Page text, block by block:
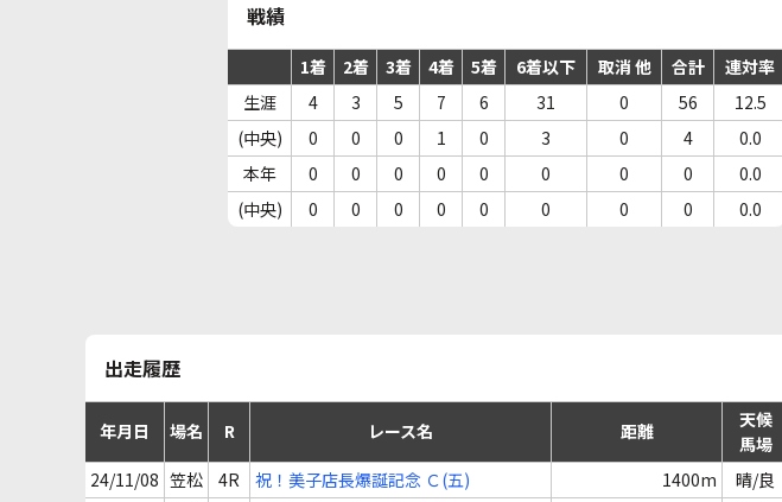
戦績
1着 2着 3着 4着 5着 6着以下 取消 他 合計
連対率
生涯
4 3 5 7 6 31 0 56
12.5
(中央)
0 0 0 1 0 3 0 4
0.0
本年
0 0 0 0 0 0 0 0
0.0
(中央)
0 0 0 0 0 0 0 0 0.0
出走履歴
年月日 場名 R レース名 距離
天候
馬場
24/11/08 笠松 4R 祝！美子店長爆誕記念 Ｃ(五) 1400m 晴/良